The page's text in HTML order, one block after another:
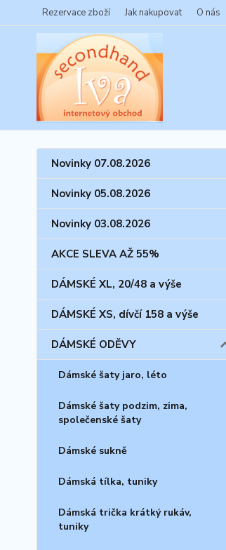
Rezervace zboží Jak nakupovat O nás
Novinky 07.08.2026
Novinky 05.08.2026
Novinky 03.08.2026
AKCE SLEVA AŽ 55%
DÁMSKÉ XL, 20/48 a výše
DÁMSKÉ XS, dívčí 158 a výše
DÁMSKÉ ODĚVY
Dámské šaty jaro, léto
Dámské šaty podzim, zima,
společenské šaty
Dámské sukně
Dámská tílka, tuniky
Dámská trička krátký rukáv,
tuniky